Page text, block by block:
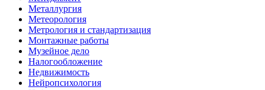
Металлургия
Метеорология
Метрология и стандартизация
Монтажные работы
Музейное дело
Налогообложение
Недвижимость
Нейропсихология